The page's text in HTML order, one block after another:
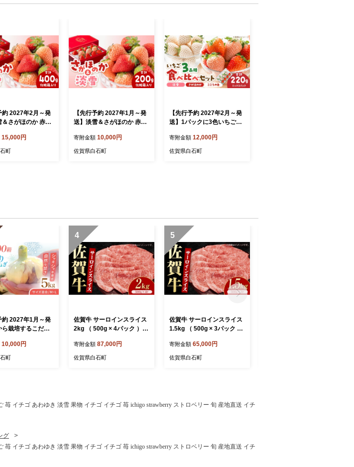
約 2027年2月～発
＆さがほのか 赤白
（化粧箱入り）
】 いちご 苺 イ
15,000円
町
【先行予約 2027年1月～発
送】淡雪＆さがほのか 赤白
箱入り）【岸川農園】淡雪
さがほのか 苺 いちご 苺 果
寄附金額 10,000円
佐賀県白石町
【先行予約 2027年2月～発
送】1パックに3色いちご
か・淡雪）220g×1パック
【岸川農園】 佐賀県 白石 [I
寄附金額 12,000円
佐賀県白石町
約 2027年1月～発
ら栽培するこだわ
】 [IDM002]
10,000円
町
4
佐賀牛 サーロインスライス
2kg （ 500g × 4パック ）
寄附金額 87,000円
佐賀県白石町
5
佐賀牛 サーロインスライス
1.5kg （ 500g × 3パック ）
寄附金額 65,000円
佐賀県白石町
イチゴ あわゆき 淡雪 果物 イチゴ イチゴ 苺 ichigo strawberry ストロベリー 旬 産地直送 イチ
グ
イチゴ あわゆき 淡雪 果物 イチゴ イチゴ 苺 ichigo strawberry ストロベリー 旬 産地直送 イチ